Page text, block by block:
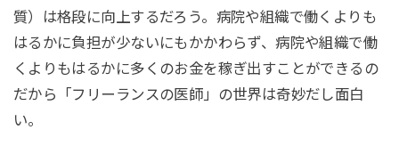
質）は格段に向上するだろう。病院や組織で働くよりも
はるかに負担が少ないにもかかわらず、病院や組織で働
くよりもはるかに多くのお金を稼ぎ出すことができるの
だから「フリーランスの医師」の世界は奇妙だし面白
い。